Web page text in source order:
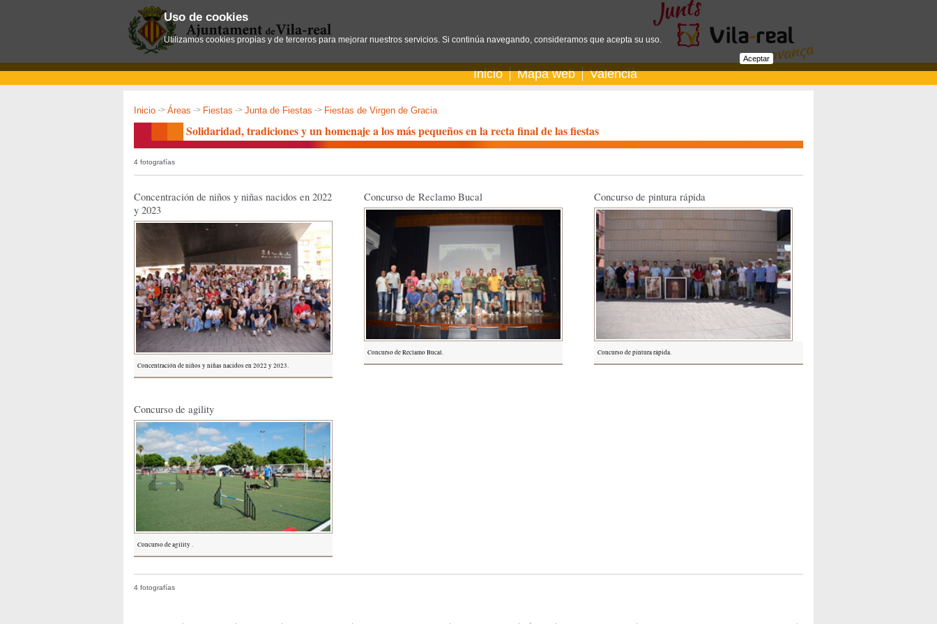
Inicio Mapa web Valencià
Inicio -> Áreas -> Fiestas -> Junta de Fiestas -> Fiestas de Virgen de Gracia
Solidaridad, tradiciones y un homenaje a los más pequeños en la recta final de las fiestas
4 fotografías
Concentración de niños y niñas nacidos en 2022
y 2023
Concentración de niños y niñas nacidos en 2022 y 2023.
Concurso de Reclamo Bucal
Concurso de Reclamo Bucal.
Concurso de pintura rápida
Concurso de pintura rápida.
Concurso de agility
Concurso de agility .
4 fotografías
Uso de cookies
Utilizamos cookies propias y de terceros para mejorar nuestros servicios. Si continúa navegando, consideramos que acepta su uso.
Aceptar